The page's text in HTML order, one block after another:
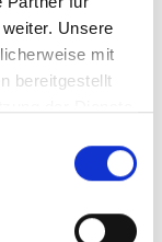
Unsere
mit
bereitgestellt
sind wir
diejenigen,
und
Wünsche und
am